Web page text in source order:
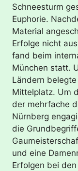
Schneesturm
Euphorie.
Material
Erfolge nicht
fand beim
München statt.
Ländern
Mittelplatz. Um
der mehrfache
Nürnberg
die
und eine
Erfolgen bei